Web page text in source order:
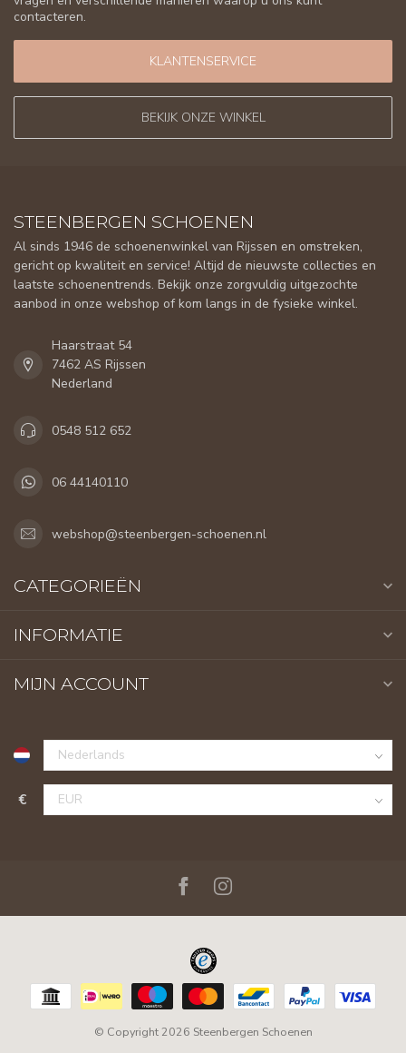
contacteren.
KLANTENSERVICE
BEKIJK ONZE WINKEL
STEENBERGEN SCHOENEN
Al sinds 1946 de schoenenwinkel van Rijssen en omstreken,
gericht op kwaliteit en service! Altijd de nieuwste collecties en
laatste schoenentrends. Bekijk onze zorgvuldig uitgezochte
aanbod in onze webshop of kom langs in de fysieke winkel.
Haarstraat 54
7462 AS Rijssen
Nederland
0548 512 652
06 44140110
webshop@steenbergen-schoenen.nl
CATEGORIEËN
INFORMATIE
MIJN ACCOUNT
€
© Copyright 2026 Steenbergen Schoenen